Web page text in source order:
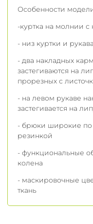
Особенности
-куртка на молнии
- низ куртки и
- два накладных
застегиваются на
прорезных с
- на левом рукаве
застегивается на
- брюки широкие по
резинкой
- функциональные
колена
- маскировочные
ткань